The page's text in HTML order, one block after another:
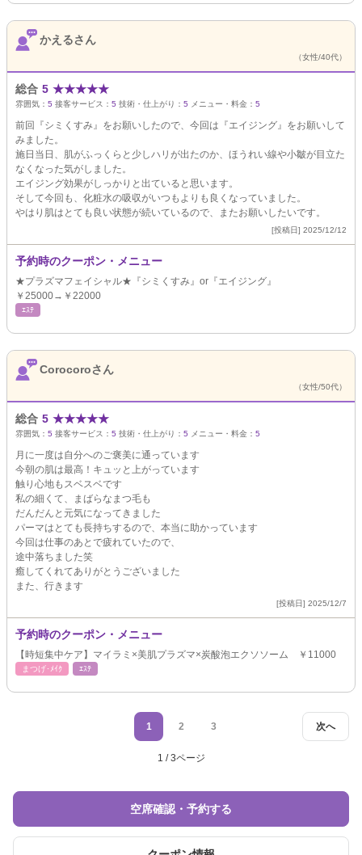
かえるさん
（女性/40代）
総合 5 ★★★★★
雰囲気： 5 接客サービス： 5 技術・仕上がり： 5 メニュー・料金： 5
前回『シミくすみ』をお願いしたので、今回は『エイジング』をお願いして
みました。
施日当日、肌がふっくらと少しハリが出たのか、ほうれい線や小皺が目立た
なくなった気がしました。
エイジング効果がしっかりと出ていると思います。
そして今回も、化粧水の吸収がいつもよりも良くなっていました。
やはり肌はとても良い状態が続いているので、またお願いしたいです。
[投稿日] 2025/12/12
予約時のクーポン・メニュー
★プラズマフェイシャル★『シミくすみ』or『エイジング』
￥25000→￥22000
ｴｽﾃ
Corocoroさん
（女性/50代）
総合 5 ★★★★★
雰囲気： 5 接客サービス： 5 技術・仕上がり： 5 メニュー・料金： 5
月に一度は自分へのご褒美に通っています
今朝の肌は最高！キュッと上がっています
触り心地もスベスベです
私の細くて、まばらなまつ毛も
だんだんと元気になってきました
パーマはとても長持ちするので、本当に助かっています
今回は仕事のあとで疲れていたので、
途中落ちました笑
癒してくれてありがとうございました
また、行きます
[投稿日] 2025/12/7
予約時のクーポン・メニュー
【時短集中ケア】マイラミ×美肌プラズマ×炭酸泡エクソソーム ￥11000
まつげ･ﾒｲｸ ｴｽﾃ
次へ
1 2 3
1 / 3ページ
空席確認・予約する